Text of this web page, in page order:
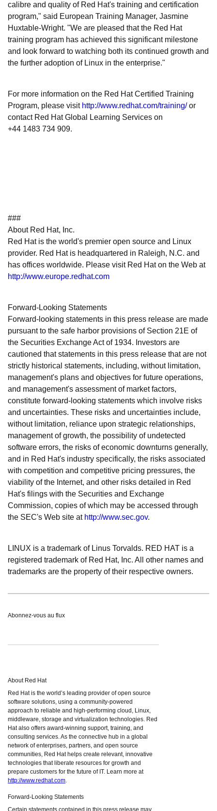
calibre and quality of Red Hat's training and certification
program," said European Training Manager, Jasmine
Huxtable-Wright. "We are pleased that the Red Hat
training program has achieved this significant milestone
and look forward to watching both its continued growth and
the further adoption of Linux in the enterprise."
For more information on the Red Hat Certified Training
Program, please visit http://www.redhat.com/training/or
contact Red Hat Global Learning Services on
+44 1483 734 909.
###
About Red Hat, Inc.
Red Hat is the world's premier open source and Linux
provider. Red Hat is headquartered in Raleigh, N.C. and
has offices worldwide. Please visit Red Hat on the Web at
http://www.europe.redhat.com
Forward-Looking Statements
Forward-looking statements in this press release are made
pursuant to the safe harbor provisions of Section 21E of
the Securities Exchange Act of 1934. Investors are
cautioned that statements in this press release that are not
strictly historical statements, including, without limitation,
management's plans and objectives for future operations,
and management's assessment of market factors,
constitute forward-looking statements which involve risks
and uncertainties. These risks and uncertainties include,
without limitation, reliance upon strategic relationships,
management of growth, the possibility of undetected
software errors, the risks of economic downturns generally,
and in Red Hat's industry specifically, the risks associated
with competition and competitive pricing pressures, the
viability of the Internet, and other risks detailed in Red
Hat's filings with the Securities and Exchange
Commission, copies of which may be accessed through
the SEC's Web site at http://www.sec.gov.
LINUX is a trademark of Linus Torvalds. RED HAT is a
registered trademark of Red Hat, Inc. All other names and
trademarks are the property of their respective owners.
Abonnez-vous au flux
About Red Hat
Red Hat is the world’s leading provider of open source
software solutions, using a community-powered
approach to reliable and high-performing cloud, Linux,
middleware, storage and virtualization technologies. Red
Hat also offers award-winning support, training, and
consulting services. As the connective hub in a global
network of enterprises, partners, and open source
communities, Red Hat helps create relevant, innovative
technologies that liberate resources for growth and
prepare customers for the future of IT. Learn more at
http://www.redhat.com.
Forward-Looking Statements
Certain statements contained in this press release may